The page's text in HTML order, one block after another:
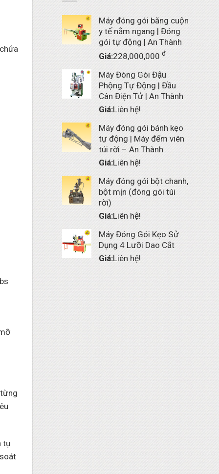
tụ
Máy đóng gói băng cuộn
y tế nằm ngang | Đóng
gói tự động | An Thành
Giá:228,000,000 đ
Máy Đóng Gói Đậu
Phộng Tự Động | Đầu
Cân Điện Tử | An Thành
Giá:Liên hệ!
Máy đóng gói bánh kẹo
tự động | Máy đếm viên
túi rời – An Thành
Giá:Liên hệ!
Máy đóng gói bột chanh,
bột mịn (đóng gói túi
rời)
Giá:Liên hệ!
Máy Đóng Gói Kẹo Sử
Dụng 4 Lưỡi Dao Cắt
Giá:Liên hệ!